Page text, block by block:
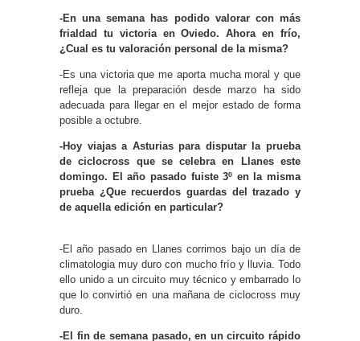
-En una semana has podido valorar con más
frialdad tu victoria en Oviedo. Ahora en frío,
¿Cual es tu valoración personal de la misma?
-Es una victoria que me aporta mucha moral y que
refleja que la preparación desde marzo ha sido
adecuada para llegar en el mejor estado de forma
posible a octubre.
-Hoy viajas a Asturias para disputar la prueba
de ciclocross que se celebra en Llanes este
domingo. El año pasado fuiste 3º en la misma
prueba ¿Que recuerdos guardas del trazado y
de aquella edición en particular?
-El año pasado en Llanes corrimos bajo un día de
climatologia muy duro con mucho frío y lluvia. Todo
ello unido a un circuito muy técnico y embarrado lo
que lo convirtió en una mañana de ciclocross muy
duro.
-El fin de semana pasado, en un circuito rápido